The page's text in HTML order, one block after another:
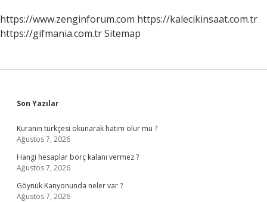
https://www.zenginforum.com https://kalecikinsaat.com.tr
https://gifmania.com.trSitemap
Sidebar
Son Yazılar
Kuranın türkçesi okunarak hatim olur mu ?
Ağustos 7, 2026
Hangi hesaplar borç kalanı vermez ?
Ağustos 7, 2026
Göynük Kanyonunda neler var ?
Ağustos 7, 2026